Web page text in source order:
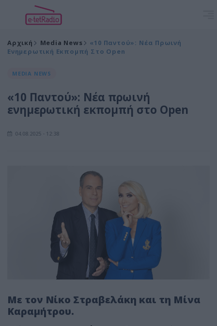
Αρχική Media News
«10 Παντού»: Νέα Πρωινή
Ενημερωτική Εκπομπή Στο Open
MEDIA NEWS
«10 Παντού»: Νέα πρωινή
ενημερωτική εκπομπή στο Open
04.08.2025 - 12:38
Με τον Νίκο Στραβελάκη και τη Μίνα
Καραμήτρου.